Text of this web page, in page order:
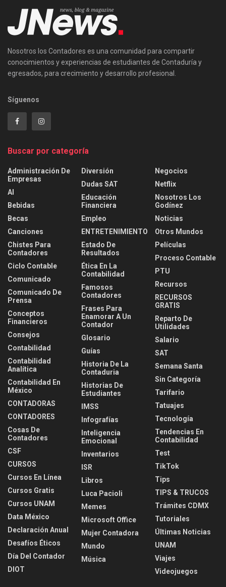
Nosotros los Contadores es una comunidad para compartir
conocimientos y experiencias de estudiantes de Contaduría y
egresados, para crecimiento y desarrollo profesional.
Síguenos
Buscar por categoría
Administración De
Empresas
AI
Bebidas
Becas
Canciones
Chistes Para
Contadores
Ciclo Contable
Comunicado
Comunicado De
Prensa
Conceptos
Financieros
Consejos
Contabilidad
Contabilidad
Analítica
Contabilidad En
México
CONTADORAS
CONTADORES
Cosas De
Contadores
CSF
CURSOS
Cursos En Línea
Cursos Gratis
Cursos UNAM
Data México
Declaración Anual
Desafíos Éticos
Día Del Contador
DIOT
Diversión
Dudas SAT
Educación
Financiera
Empleo
ENTRETENIMIENTO
Estado De
Resultados
Ética En La
Contabilidad
Famosos
Contadores
Frases Para
Enamorar A Un
Contador
Glosario
Guías
Historia De La
Contaduria
Historias De
Estudiantes
IMSS
Infografías
Inteligencia
Emocional
Inventarios
ISR
Libros
Luca Pacioli
Memes
Microsoft Office
Mujer Contadora
Mundo
Música
Negocios
Netflix
Nosotros Los
Godínez
Noticias
Otros Mundos
Películas
Proceso Contable
PTU
Recursos
RECURSOS
GRATIS
Reparto De
Utilidades
Salario
SAT
Semana Santa
Sin Categoría
Tarifario
Tatuajes
Tecnología
Tendencias En
Contabilidad
Test
TikTok
Tips
TIPS & TRUCOS
Trámites CDMX
Tutoriales
Últimas Noticias
UNAM
Viajes
Videojuegos